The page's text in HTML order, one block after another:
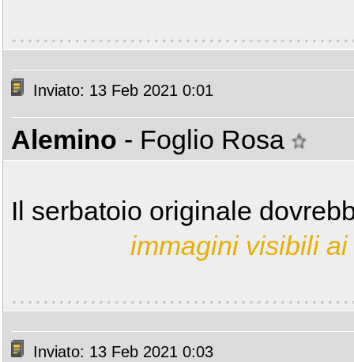
Inviato: 13 Feb 2021 0:01
Alemino - Foglio Rosa
Il serbatoio originale
immagini visibili
Inviato: 13 Feb 2021 0:03